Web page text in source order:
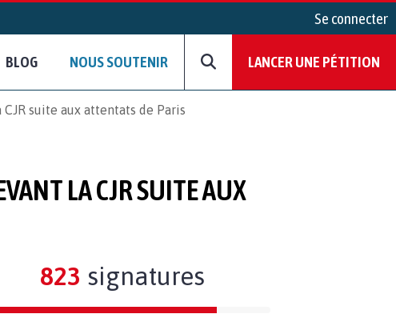
Se connecter
BLOG NOUS SOUTENIR LANCER UNE PÉTITION
suite aux attentats de Paris
LA CJR SUITE AUX
823 signatures